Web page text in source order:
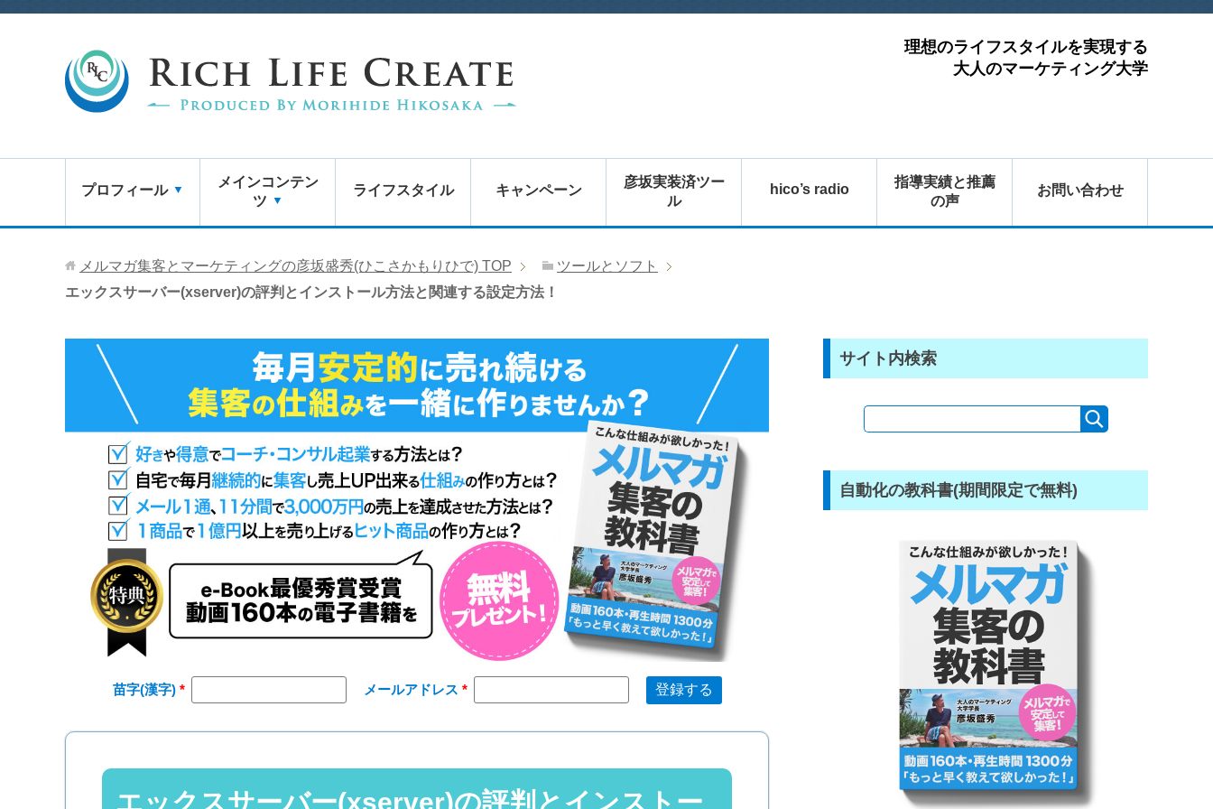
理想のライフスタイルを実現する
大人のマーケティング大学
プロフィール
メインコンテン
ツ
ライフスタイル キャンペーン
彦坂実装済ツー
ル
hico’s radio
指導実績と推薦
の声
お問い合わせ
メルマガ集客とマーケティングの彦坂盛秀(ひこさかもりひで) TOP
ツールとソフト
エックスサーバー(xserver)の評判とインストール方法と関連する設定方法！
苗字(漢字) メールアドレス
エックスサーバー(xserver)の評判とインストー
サイト内検索
自動化の教科書(期間限定で無料)